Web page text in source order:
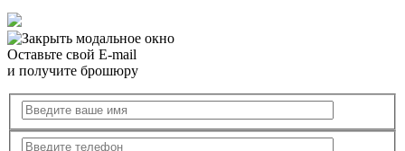
Оставьте свой E-mail
и получите брошюру